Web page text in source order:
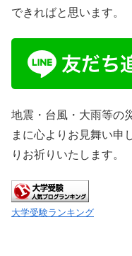
できればと思います。
地震・台風・大雨等の
まに心よりお見舞い申
りお祈りいたします。
大学受験ランキング